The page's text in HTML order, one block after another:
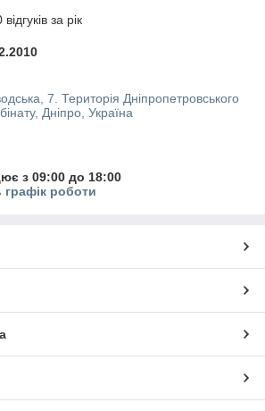
за рік
7. Територія Дніпропетровського
Дніпро, Україна
з 09:00 до 18:00
графік роботи